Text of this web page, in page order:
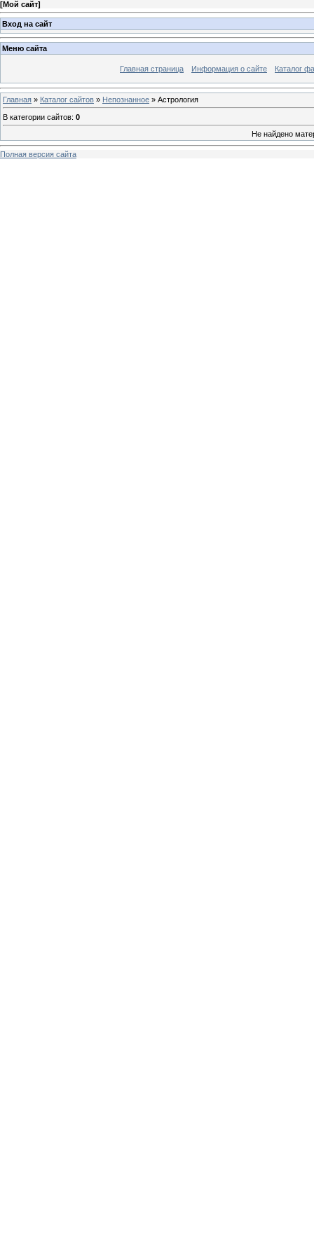
[Мой сайт]
Вход на сайт
Меню сайта
Главная страница Информация о сайте Каталог
Главная » Каталог сайтов » Непознанное » Астрология
В категории сайтов: 0
Не найдено
Полная версия сайта